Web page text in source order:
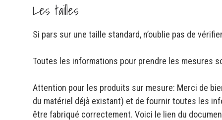
Les tailles
Si pars sur une taille standard, n’oublie pas de
Toutes les informations pour prendre les mesures
Attention pour les produits sur mesure: Merci de
du matériel déjà existant) et de fournir toutes les
être fabriqué correctement. Voici le lien du